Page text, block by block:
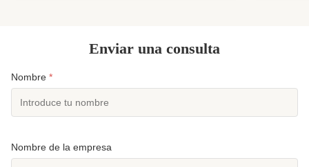
Enviar una consulta
Nombre *
Nombre de la empresa